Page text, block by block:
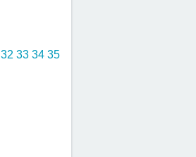
32 33 34 35